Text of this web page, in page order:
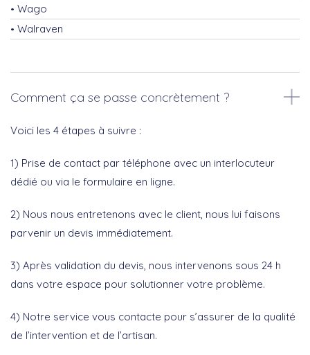
Wago
Walraven
Comment ça se passe concrètement ?
Voici les 4 étapes à suivre :
1) Prise de contact par téléphone avec un interlocuteur
dédié ou via le formulaire en ligne.
2) Nous nous entretenons avec le client, nous lui faisons
parvenir un devis immédiatement.
3) Après validation du devis, nous intervenons sous 24 h
dans votre espace pour solutionner votre problème.
4) Notre service vous contacte pour s’assurer de la qualité
de l’intervention et de l’artisan.